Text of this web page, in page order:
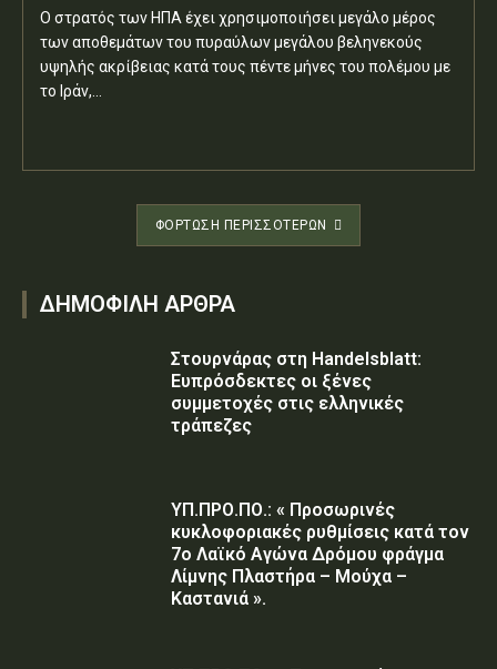
Ο στρατός των ΗΠΑ έχει χρησιμοποιήσει μεγάλο μέρος
των αποθεμάτων του πυραύλων μεγάλου βεληνεκούς
υψηλής ακρίβειας κατά τους πέντε μήνες του πολέμου με
το Ιράν,...
ΦΌΡΤΩΣΗ ΠΕΡΙΣΣΟΤΈΡΩΝ
ΔΗΜΟΦΙΛΗ ΑΡΘΡΑ
Στουρνάρας στη Handelsblatt:
Ευπρόσδεκτες οι ξένες
συμμετοχές στις ελληνικές
τράπεζες
ΥΠ.ΠΡΟ.ΠΟ.: « Προσωρινές
κυκλοφοριακές ρυθμίσεις κατά τον
7ο Λαϊκό Αγώνα Δρόμου φράγμα
Λίμνης Πλαστήρα – Μούχα –
Καστανιά ».